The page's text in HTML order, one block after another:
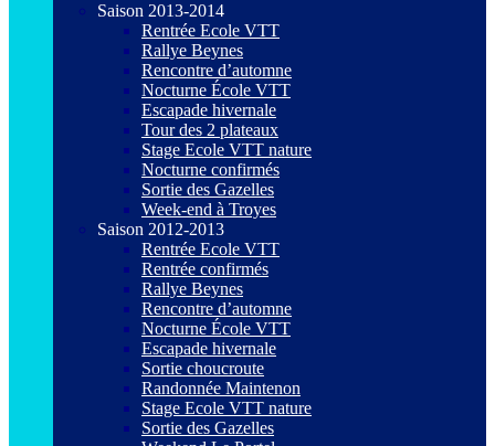
Saison 2013-2014
Rentrée Ecole VTT
Rallye Beynes
Rencontre d’automne
Nocturne École VTT
Escapade hivernale
Tour des 2 plateaux
Stage Ecole VTT nature
Nocturne confirmés
Sortie des Gazelles
Week-end à Troyes
Saison 2012-2013
Rentrée Ecole VTT
Rentrée confirmés
Rallye Beynes
Rencontre d’automne
Nocturne École VTT
Escapade hivernale
Sortie choucroute
Randonnée Maintenon
Stage Ecole VTT nature
Sortie des Gazelles